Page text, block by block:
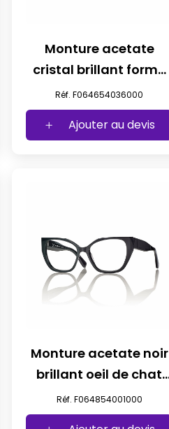
Monture acetate
cristal brillant forme
iconique t54
Réf. F064654036000
Ajouter au devis
Monture acetate noir
brillant oeil de chat
t54
Réf. F064854001000